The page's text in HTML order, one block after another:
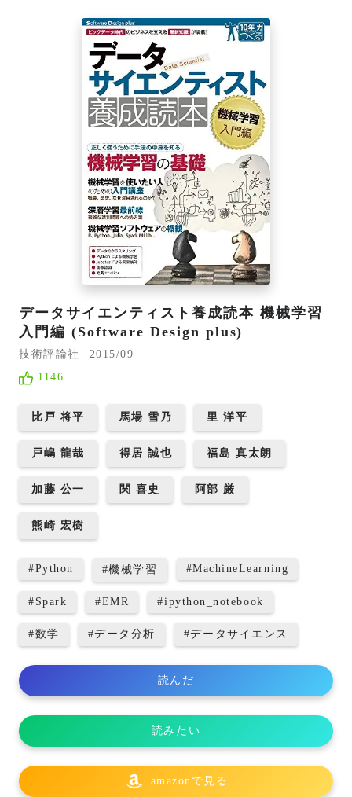
データサイエンティスト養成読本 機械学習
入門編 (Software Design plus)
技術評論社
2015/09
1146
比戸 将平 馬場 雪乃 里 洋平
戸嶋 龍哉 得居 誠也 福島 真太朗
加藤 公一 関 喜史 阿部 厳
熊崎 宏樹
#Python #機械学習 #MachineLearning
# Spark #EMR #ipython_notebook
#数学 #データ分析 #データサイエンス
読んだ
読みたい
amazonで見る